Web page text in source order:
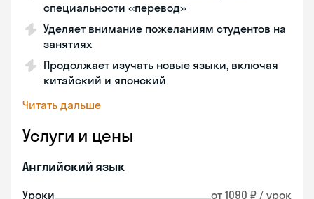
специальности «перевод»
Уделяет внимание пожеланиям студентов на
занятиях
Продолжает изучать новые языки, включая
китайский и японский
Читать дальше
Услуги и цены
Английский язык
Уроки от 1090 ₽ / урок